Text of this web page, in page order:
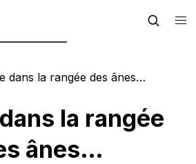
dans la rangée des ânes…
la rangée
ânes…